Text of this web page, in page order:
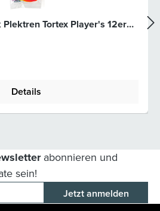
Tortex Player's 12er
Details
abonnieren und
sein!
E-Mail-Adresse